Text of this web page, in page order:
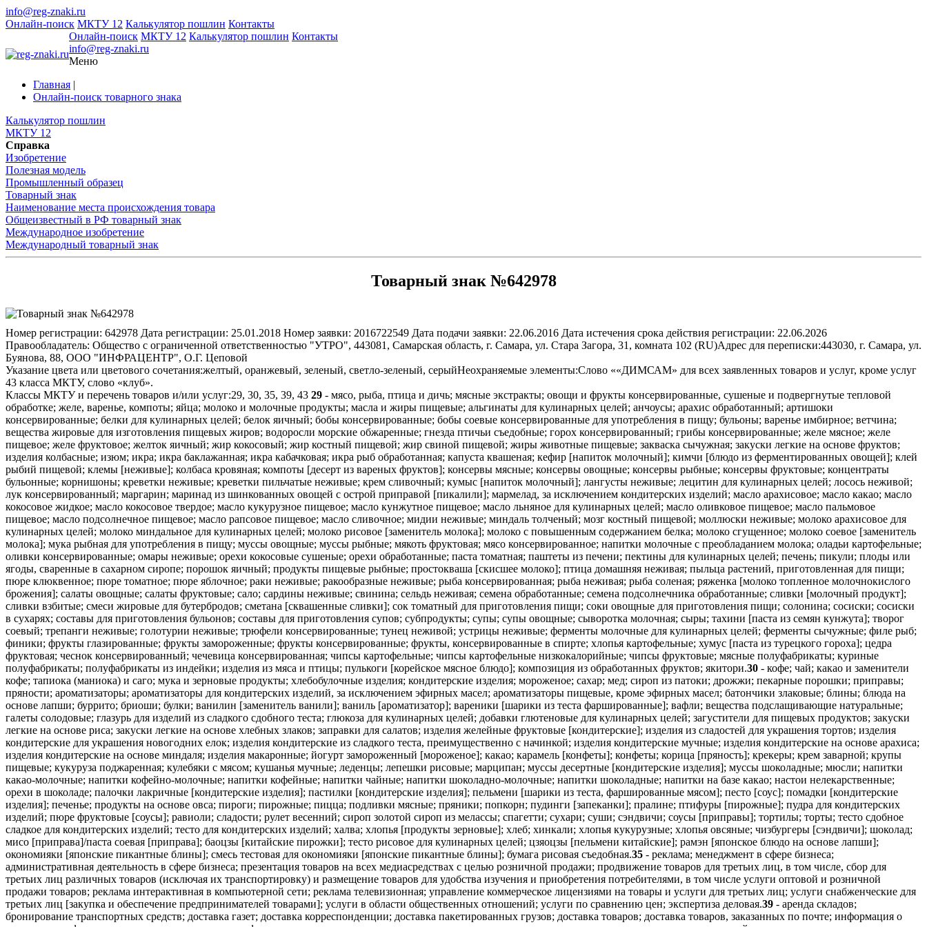
info@reg-znaki.ru
Онлайн-поиск МКТУ 12 Калькулятор пошлин Контакты
Онлайн-поиск МКТУ 12 Калькулятор пошлин Контакты
info@reg-znaki.ru
Меню
Главная |
Онлайн-поиск товарного знака
Калькулятор пошлин
МКТУ 12
Справка
Изобретение
Полезная модель
Промышленный образец
Товарный знак
Наименование места происхождения товара
Общеизвестный в РФ товарный знак
Международное изобретение
Международный товарный знак
Товарный знак №642978
Номер регистрации: 642978 Дата регистрации: 25.01.2018 Номер заявки: 2016722549 Дата подачи заявки: 22.06.2016 Дата истечения срока действия регистрации: 22.06.2026
Правообладатель: Общество с ограниченной ответственностью "УТРО", 443081, Самарская область, г. Самара, ул. Стара Загора, 31, комната 102 (RU)Адрес для переписки:443030, г. Самара, ул.
Буянова, 88, ООО "ИНФРАЦЕНТР", О.Г. Цеповой
Указание цвета или цветового сочетания:желтый, оранжевый, зеленый, светло-зеленый, серыйНеохраняемые элементы:Слово ««ДИМСАМ» для всех заявленных товаров и услуг, кроме услуг
43 класса МКТУ, слово «клуб».
Классы МКТУ и перечень товаров и/или услуг:29, 30, 35, 39, 43 29 - мясо, рыба, птица и дичь; мясные экстракты; овощи и фрукты консервированные, сушеные и подвергнутые тепловой
обработке; желе, варенье, компоты; яйца; молоко и молочные продукты; масла и жиры пищевые; альгинаты для кулинарных целей; анчоусы; арахис обработанный; артишоки
консервированные; белки для кулинарных целей; белок яичный; бобы консервированные; бобы соевые консервированные для употребления в пищу; бульоны; варенье имбирное; ветчина;
вещества жировые для изготовления пищевых жиров; водоросли морские обжаренные; гнезда птичьи съедобные; горох консервированный; грибы консервированные; желе мясное; желе
пищевое; желе фруктовое; желток яичный; жир кокосовый; жир костный пищевой; жир свиной пищевой; жиры животные пищевые; закваска сычужная; закуски легкие на основе фруктов;
изделия колбасные; изюм; икра; икра баклажанная; икра кабачковая; икра рыб обработанная; капуста квашеная; кефир [напиток молочный]; кимчи [блюдо из ферментированных овощей]; клей
рыбий пищевой; клемы [неживые]; колбаса кровяная; компоты [десерт из вареных фруктов]; консервы мясные; консервы овощные; консервы рыбные; консервы фруктовые; концентраты
бульонные; корнишоны; креветки неживые; креветки пильчатые неживые; крем сливочный; кумыс [напиток молочный]; лангусты неживые; лецитин для кулинарных целей; лосось неживой;
лук консервированный; маргарин; маринад из шинкованных овощей с острой приправой [пикалили]; мармелад, за исключением кондитерских изделий; масло арахисовое; масло какао; масло
кокосовое жидкое; масло кокосовое твердое; масло кукурузное пищевое; масло кунжутное пищевое; масло льняное для кулинарных целей; масло оливковое пищевое; масло пальмовое
пищевое; масло подсолнечное пищевое; масло рапсовое пищевое; масло сливочное; мидии неживые; миндаль толченый; мозг костный пищевой; моллюски неживые; молоко арахисовое для
кулинарных целей; молоко миндальное для кулинарных целей; молоко рисовое [заменитель молока]; молоко с повышенным содержанием белка; молоко сгущенное; молоко соевое [заменитель
молока]; мука рыбная для употребления в пищу; муссы овощные; муссы рыбные; мякоть фруктовая; мясо консервированное; напитки молочные с преобладанием молока; оладьи картофельные;
оливки консервированные; омары неживые; орехи кокосовые сушеные; орехи обработанные; паста томатная; паштеты из печени; пектины для кулинарных целей; печень; пикули; плоды или
ягоды, сваренные в сахарном сиропе; порошок яичный; продукты пищевые рыбные; простокваша [скисшее молоко]; птица домашняя неживая; пыльца растений, приготовленная для пищи;
пюре клюквенное; пюре томатное; пюре яблочное; раки неживые; ракообразные неживые; рыба консервированная; рыба неживая; рыба соленая; ряженка [молоко топленное молочнокислого
брожения]; салаты овощные; салаты фруктовые; сало; сардины неживые; свинина; сельдь неживая; семена обработанные; семена подсолнечника обработанные; сливки [молочный продукт];
сливки взбитые; смеси жировые для бутербродов; сметана [сквашенные сливки]; сок томатный для приготовления пищи; соки овощные для приготовления пищи; солонина; сосиски; сосиски
в сухарях; составы для приготовления бульонов; составы для приготовления супов; субпродукты; супы; супы овощные; сыворотка молочная; сыры; тахини [паста из семян кунжута]; творог
соевый; трепанги неживые; голотурии неживые; трюфели консервированные; тунец неживой; устрицы неживые; ферменты молочные для кулинарных целей; ферменты сычужные; филе рыб;
финики; фрукты глазированные; фрукты замороженные; фрукты консервированные; фрукты, консервированные в спирте; хлопья картофельные; хумус [паста из турецкого гороха]; цедра
фруктовая; чеснок консервированный; чечевица консервированная; чипсы картофельные; чипсы картофельные низкокалорийные; чипсы фруктовые; мясные полуфабрикаты; куриные
полуфабрикаты; полуфабрикаты из индейки; изделия из мяса и птицы; пулькоги [корейское мясное блюдо]; композиция из обработанных фруктов; якитори.30 - кофе; чай; какао и заменители
кофе; тапиока (маниока) и саго; мука и зерновые продукты; хлебобулочные изделия; кондитерские изделия; мороженое; сахар; мед; сироп из патоки; дрожжи; пекарные порошки; приправы;
пряности; ароматизаторы; ароматизаторы для кондитерских изделий, за исключением эфирных масел; ароматизаторы пищевые, кроме эфирных масел; батончики злаковые; блины; блюда на
основе лапши; буррито; бриоши; булки; ванилин [заменитель ванили]; ваниль [ароматизатор]; вареники [шарики из теста фаршированные]; вафли; вещества подслащивающие натуральные;
галеты солодовые; глазурь для изделий из сладкого сдобного теста; глюкоза для кулинарных целей; добавки глютеновые для кулинарных целей; загустители для пищевых продуктов; закуски
легкие на основе риса; закуски легкие на основе хлебных злаков; заправки для салатов; изделия желейные фруктовые [кондитерские]; изделия из сладостей для украшения тортов; изделия
кондитерские для украшения новогодних елок; изделия кондитерские из сладкого теста, преимущественно с начинкой; изделия кондитерские мучные; изделия кондитерские на основе арахиса;
изделия кондитерские на основе миндаля; изделия макаронные; йогурт замороженный [мороженое]; какао; карамель [конфеты]; конфеты; корица [пряность]; крекеры; крем заварной; крупы
пищевые; кукуруза поджаренная; кулебяки с мясом; кушанья мучные; леденцы; лепешки рисовые; марципан; муссы десертные [кондитерские изделия]; муссы шоколадные; мюсли; напитки
какао-молочные; напитки кофейно-молочные; напитки кофейные; напитки чайные; напитки шоколадно-молочные; напитки шоколадные; напитки на базе какао; настои нелекарственные;
орехи в шоколаде; палочки лакричные [кондитерские изделия]; пастилки [кондитерские изделия]; пельмени [шарики из теста, фаршированные мясом]; песто [соус]; помадки [кондитерские
изделия]; печенье; продукты на основе овса; пироги; пирожные; пицца; подливки мясные; пряники; попкорн; пудинги [запеканки]; пралине; птифуры [пирожные]; пудра для кондитерских
изделий; пюре фруктовые [соусы]; равиоли; сладости; рулет весенний; сироп золотой сироп из мелассы; спагетти; сухари; суши; сэндвичи; соусы [приправы]; тортилы; торты; тесто сдобное
сладкое для кондитерских изделий; тесто для кондитерских изделий; халва; хлопья [продукты зерновые]; хлеб; хинкали; хлопья кукурузные; хлопья овсяные; чизбургеры [сэндвичи]; шоколад;
мисо [приправа]/паста соевая [приправа]; баоцзы [китайские пирожки]; тесто рисовое для кулинарных целей; цзяоцзы [пельмени китайские]; рамэн [японское блюдо на основе лапши];
окономияки [японские пикантные блины]; смесь тестовая для окономияки [японские пикантные блины]; бумага рисовая съедобная.35 - реклама; менеджмент в сфере бизнеса;
административная деятельность в сфере бизнеса; презентация товаров на всех медиасредствах с целью розничной продажи; продвижение товаров для третьих лиц, в том числе, сбор для
третьих лиц различных товаров (исключая их транспортировку) и размещение товаров для удобства изучения и приобретения потребителями, в том числе услуги оптовой и розничной
продажи товаров; реклама интерактивная в компьютерной сети; реклама телевизионная; управление коммерческое лицензиями на товары и услуги для третьих лиц; услуги снабженческие для
третьих лиц [закупка и обеспечение предпринимателей товарами]; услуги в области общественных отношений; услуги по сравнению цен; экспертиза деловая.39 - аренда складов;
бронирование транспортных средств; доставка газет; доставка корреспонденции; доставка пакетированных грузов; доставка товаров; доставка товаров, заказанных по почте; информация о